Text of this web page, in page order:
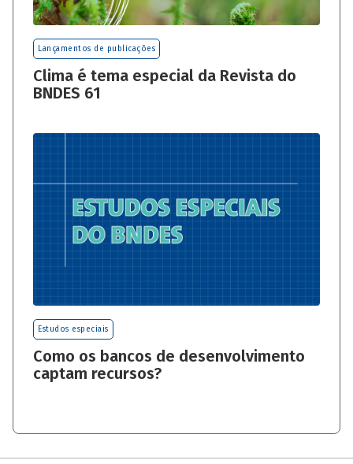
Lançamentos de publicações
Clima é tema especial da Revista do
BNDES 61
Estudos especiais
Como os bancos de desenvolvimento
captam recursos?